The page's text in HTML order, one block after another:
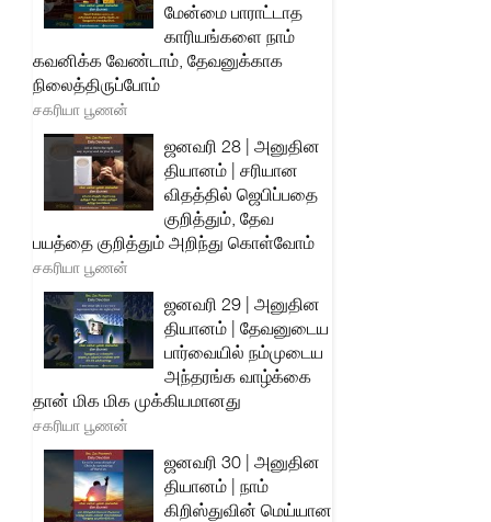
மேன்மை பாராட்டாத
காரியங்களை நாம்
கவனிக்க வேண்டாம், தேவனுக்காக
நிலைத்திருப்போம்
சகரியா பூணன்
ஜனவரி 28 | அனுதின
தியானம் | சரியான
விதத்தில் ஜெபிப்பதை
குறித்தும், தேவ
பயத்தை குறித்தும் அறிந்து கொள்வோம்
சகரியா பூணன்
ஜனவரி 29 | அனுதின
தியானம் | தேவனுடைய
பார்வையில் நம்முடைய
அந்தரங்க வாழ்க்கை
தான் மிக மிக முக்கியமானது
சகரியா பூணன்
ஜனவரி 30 | அனுதின
தியானம் | நாம்
கிறிஸ்துவின் மெய்யான